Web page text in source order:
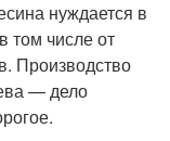
нуждается в
том числе от
Производство
— дело